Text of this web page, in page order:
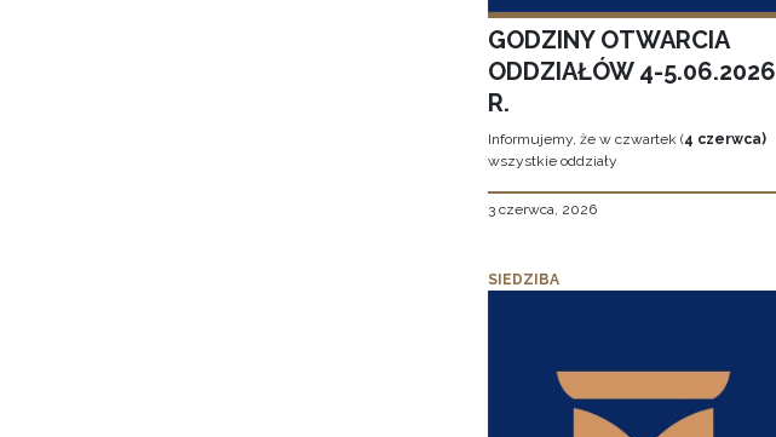
GODZINY OTWARCIA
ODDZIAŁÓW 4-5.06.2026
R.
Informujemy, że w czwartek (4 czerwca)
wszystkie oddziały
3 czerwca, 2026
SIEDZIBA